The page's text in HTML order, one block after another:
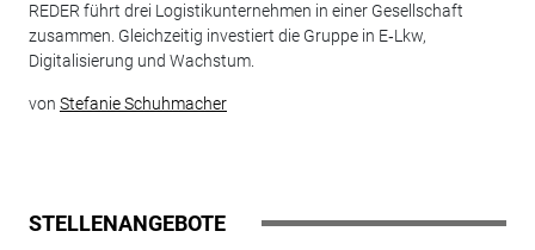
REDER führt drei Logistikunternehmen in einer Gesellschaft
zusammen. Gleichzeitig investiert die Gruppe in E‑Lkw,
Digitalisierung und Wachstum.
von Stefanie Schuhmacher
STELLENANGEBOTE